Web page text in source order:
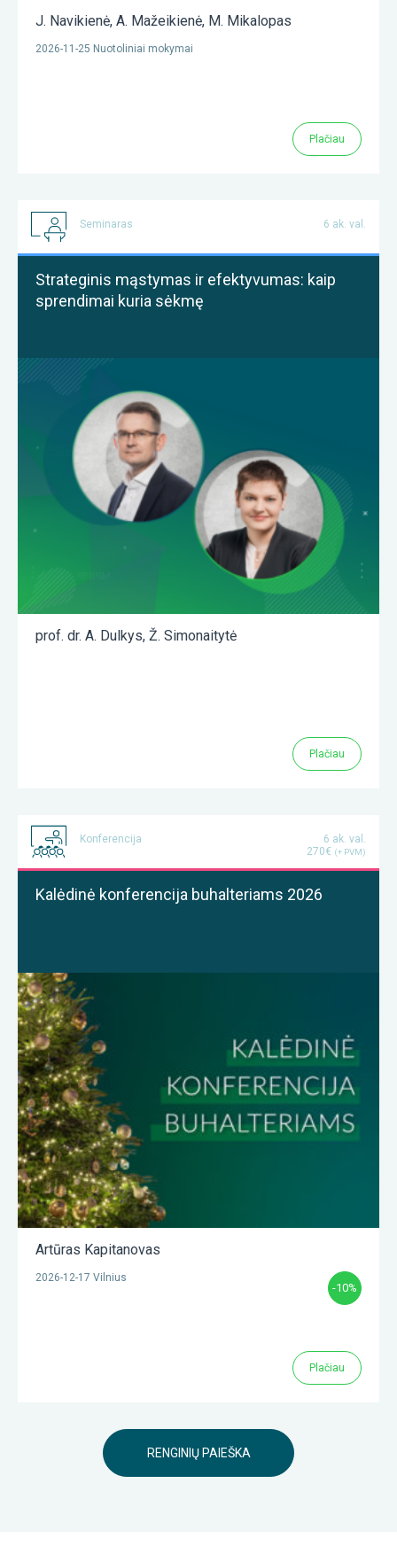
J. Navikienė, A. Mažeikienė, M. Mikalopas
2026-11-25 Nuotoliniai mokymai
Plačiau
Seminaras 6 ak. val.
Strateginis mąstymas ir efektyvumas: kaip
sprendimai kuria sėkmę
prof. dr. A. Dulkys, Ž. Simonaitytė
Plačiau
Konferencija
6 ak. val.
270€ (+ PVM)
Kalėdinė konferencija buhalteriams 2026
Artūras Kapitanovas
2026-12-17 Vilnius
-10%
Plačiau
RENGINIŲ PAIEŠKA